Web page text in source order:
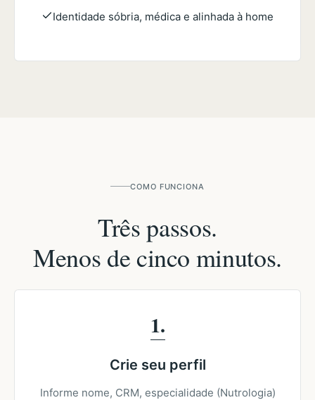
Identidade sóbria, médica e alinhada à home
COMO FUNCIONA
Três passos.
Menos de cinco minutos.
1
Crie seu perfil
Informe nome, CRM, especialidade (Nutrologia)